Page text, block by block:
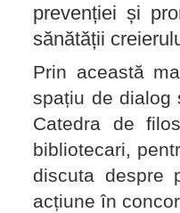
prevenției și
sănătății
Prin această
spațiu de dialog
Catedra de
bibliotecari,
discuta despre
acțiune în